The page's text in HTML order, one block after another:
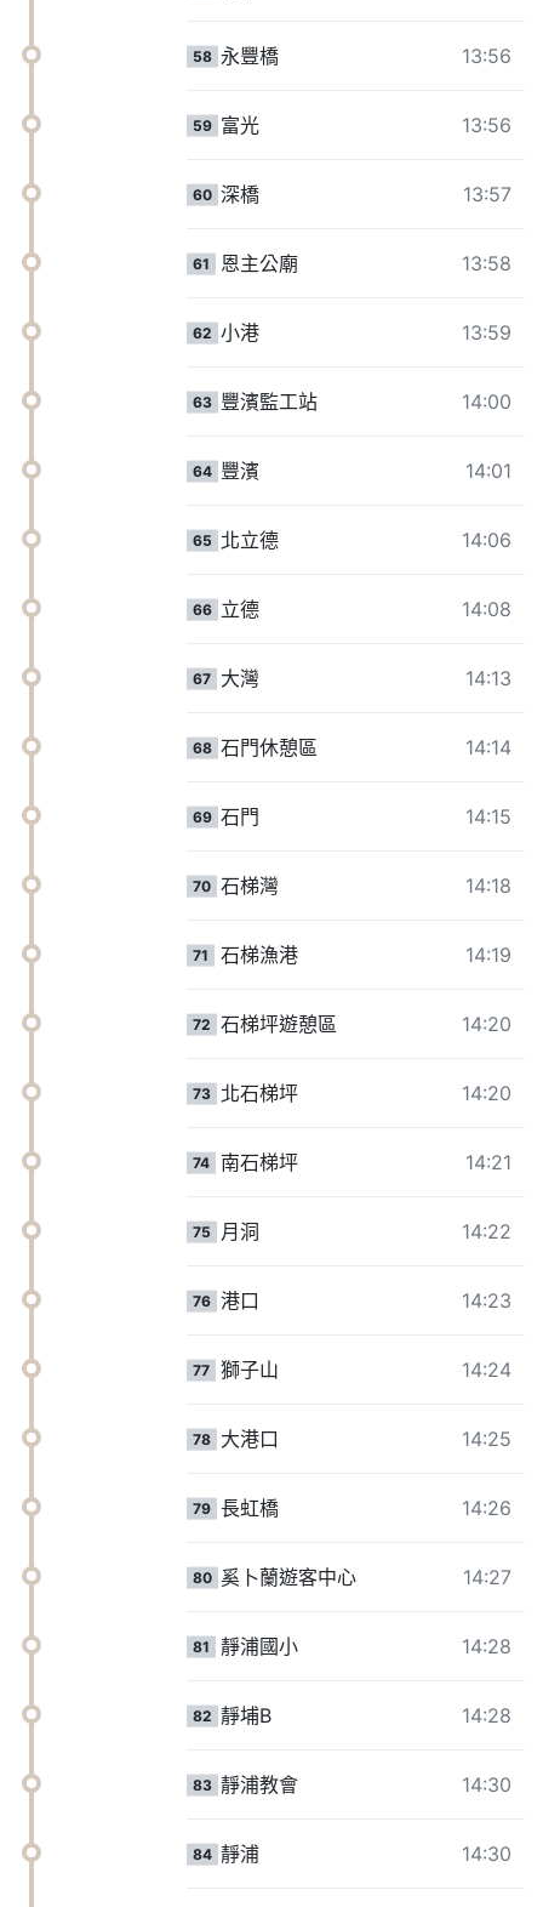
58 永豐橋 13:56
59 富光 13:56
60 深橋 13:57
61 恩主公廟 13:58
62 小港 13:59
63 豐濱監工站 14:00
64 豐濱 14:01
65 北立德 14:06
66 立德 14:08
67 大灣 14:13
68 石門休憩區 14:14
69 石門 14:15
70 石梯灣 14:18
71 石梯漁港 14:19
72 石梯坪遊憩區 14:20
73 北石梯坪 14:20
74 南石梯坪 14:21
75 月洞 14:22
76 港口 14:23
77 獅子山 14:24
78 大港口 14:25
79 長虹橋 14:26
80 奚卜蘭遊客中心 14:27
81 靜浦國小 14:28
82 靜埔B 14:28
83 靜浦教會 14:30
84 靜浦 14:30